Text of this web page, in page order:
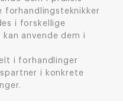
forhandlingsteknikker
i forskellige
anvende dem i
i forhandlinger
i konkrete